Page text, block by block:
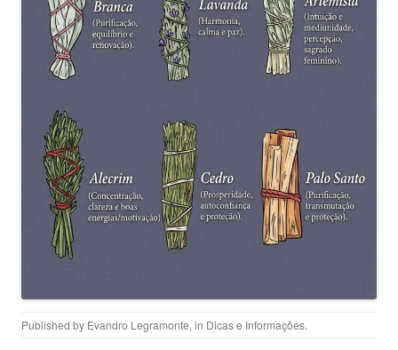
Published by Evandro Legramonte, in Dicas e Informações.